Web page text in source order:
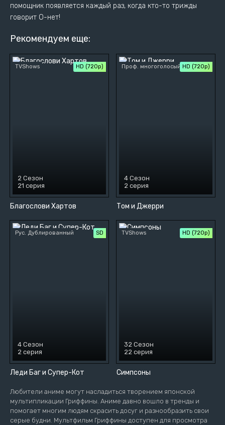
помощник появляется каждый раз, когда кто-то трижды
говорит О-нет!
Рекомендуем еще:
Благослови Хартов
TVShows HD (720p)
2 Сезон
21 серия
Том и Джерри
Проф. многоголосый HD (720p)
4 Сезон
2 серия
Леди Баг и Супер-Кот
Рус. Дублированный SD
4 Сезон
2 серия
Симпсоны
TVShows HD (720p)
32 Сезон
22 серия
Любители аниме могут насладиться творением японской
мультипликации Гриффины. Аниме давно вошло в тренды и
помогает многим людям скрасить досуг и разнообразить свои
серые будни. Мультфильм Гриффины доступен для просмотра